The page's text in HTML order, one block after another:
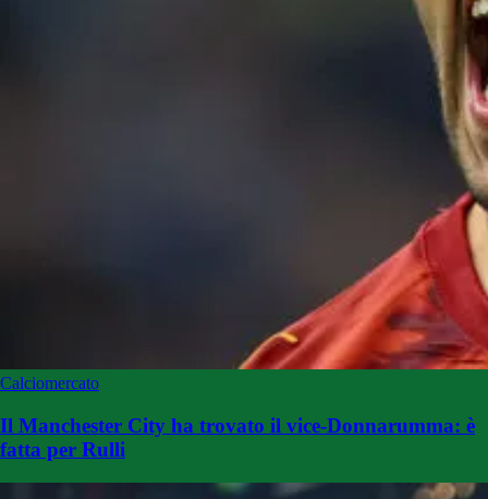
Calciomercato
Il Manchester City ha trovato il vice-Donnarumma: è
fatta per Rulli